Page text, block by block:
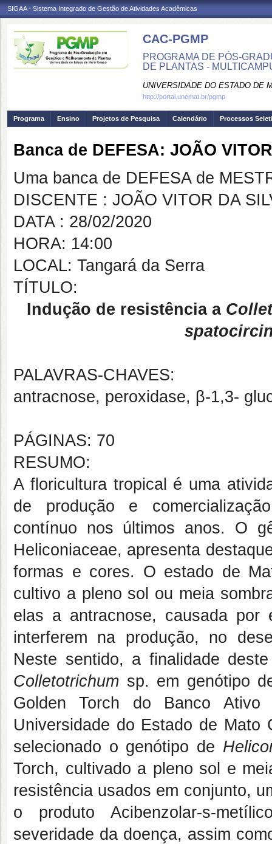
SIGAA - Sistema Integrado de Gestão de Atividades Acadêmicas
CAC-PGMP
PROGRAMA DE PÓS-
DE PLANTAS -
UNIVERSIDADE DO ESTADO DE
http://portal.unemat.br/pgmp
Programa Ensino Projetos de Pesquisa Calendário Processos
Banca de DEFESA: JOÃO
Uma banca de DEFESA de
DISCENTE : JOÃO VITOR DA
DATA : 28/02/2020
HORA: 14:00
LOCAL: Tangará da Serra
TÍTULO:
Indução de resistência a
PALAVRAS-CHAVES:
antracnose, peroxidase, β-1,3-
PÁGINAS: 70
RESUMO:
A floricultura tropical é uma
de produção e
contínuo nos últimos anos. O
Heliconiaceae, apresenta
formas e cores. O estado de
cultivo a pleno sol ou meia
elas a antracnose, causada
interferem na produção, no
Neste sentido, a finalidade
Colletotrichum sp. em genótipo
Golden Torch do Banco
Universidade do Estado de Mato
selecionado o genótipo de
Torch, cultivado a pleno sol e
resistência usados em conjunto,
o produto Acibenzolar-s-
severidade da doença, assim